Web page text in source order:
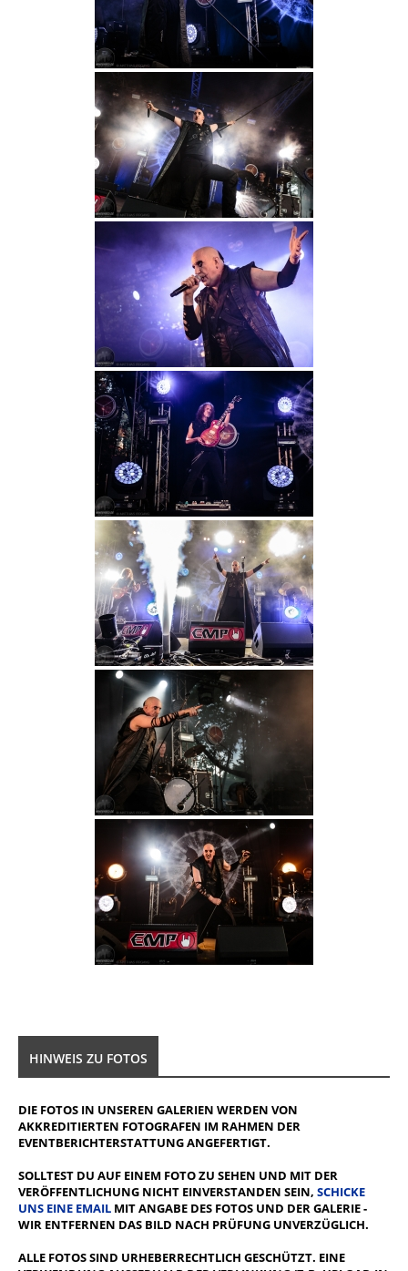
HINWEIS ZU FOTOS
DIE FOTOS IN UNSEREN GALERIEN WERDEN VON
AKKREDITIERTEN FOTOGRAFEN IM RAHMEN DER
EVENTBERICHTERSTATTUNG ANGEFERTIGT.
SOLLTEST DU AUF EINEM FOTO ZU SEHEN UND MIT DER
VERÖFFENTLICHUNG NICHT EINVERSTANDEN SEIN, SCHICKE
UNS EINE EMAIL MIT ANGABE DES FOTOS UND DER GALERIE -
WIR ENTFERNEN DAS BILD NACH PRÜFUNG UNVERZÜGLICH.
ALLE FOTOS SIND URHEBERRECHTLICH GESCHÜTZT. EINE